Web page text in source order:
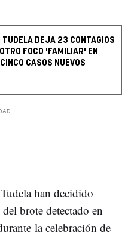
TUDELA DEJA 23 CONTAGIOS
FOCO 'FAMILIAR' EN
CASOS NUEVOS
han decidido
del brote detectado en
la celebración de